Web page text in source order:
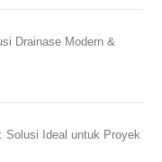
Drainase Modern &
Solusi Ideal untuk Proyek